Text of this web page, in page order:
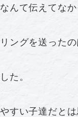
んて伝えてなか
ングを送った
た。
すい子達だと